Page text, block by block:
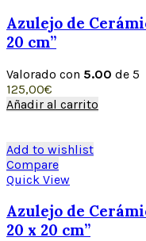
Azulejo de
20 cm”
Valorado con 5.00 de 5
125,00€
Añadir al carrito
Add to wishlist
Compare
Quick View
Azulejo de
20 x 20 cm”